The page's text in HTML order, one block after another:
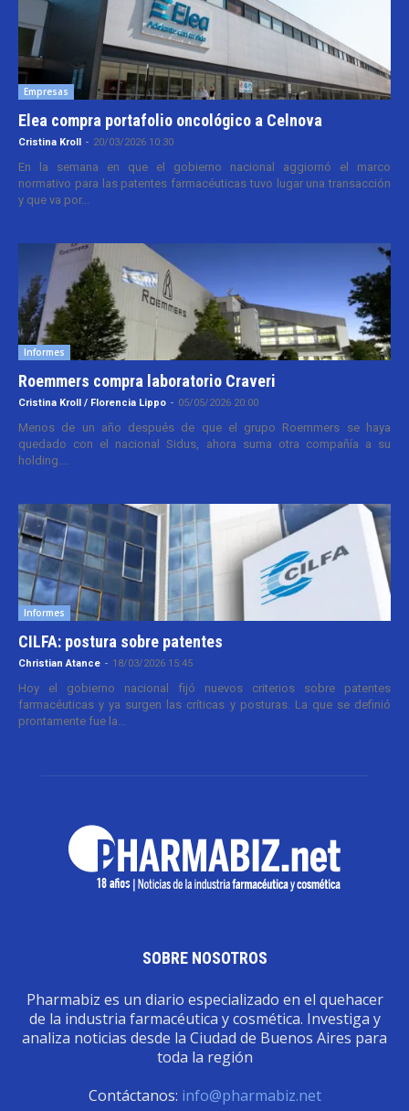
Empresas
Elea compra portafolio oncológico a Celnova
Cristina Kroll - 20/03/2026 10:30
En la semana en que el gobierno nacional aggiornó el marco
normativo para las patentes farmacéuticas tuvo lugar una transacción
y que va por...
Informes
Roemmers compra laboratorio Craveri
Cristina Kroll / Florencia Lippo - 05/05/2026 20:00
Menos de un año después de que el grupo Roemmers se haya
quedado con el nacional Sidus, ahora suma otra compañía a su
holding....
Informes
CILFA: postura sobre patentes
Christian Atance - 18/03/2026 15:45
Hoy el gobierno nacional fijó nuevos criterios sobre patentes
farmacéuticas y ya surgen las críticas y posturas. La que se definió
prontamente fue la...
SOBRE NOSOTROS
Pharmabiz es un diario especializado en el quehacer
de la industria farmacéutica y cosmética. Investiga y
analiza noticias desde la Ciudad de Buenos Aires para
toda la región
Contáctanos: info@pharmabiz.net